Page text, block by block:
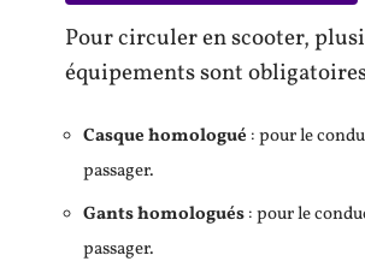
Pour circuler en scooter,
équipements sont
Casque homologué : pour le
passager.
Gants homologués: pour le
passager.